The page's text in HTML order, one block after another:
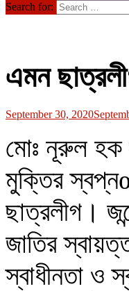
Search for:
এমন
September 30, 2020
মোঃ নূরুল হক
মুক্তির
ছাত্রলীগ।
জাতির
স্বাধীনতা ও